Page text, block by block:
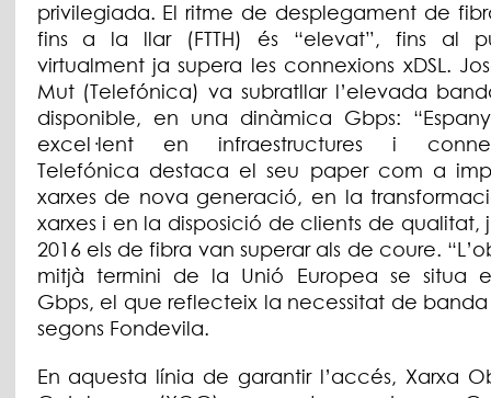
privilegiada. El ritme de desplegament de
fins a la llar (FTTH) és “elevat”, fins al
virtualment ja supera les connexions xDSL.
Mut (Telefónica) va subratllar l’elevada
disponible, en una dinàmica Gbps:
excel·lent en infraestructures i
Telefónica destaca el seu paper com a
xarxes de nova generació, en la
xarxes i en la disposició de clients de qualitat,
2016 els de fibra van superar als de coure.
mitjà termini de la Unió Europea se situa
Gbps, el que reflecteix la necessitat de
segons Fondevila.
En aquesta línia de garantir l’accés, Xarxa